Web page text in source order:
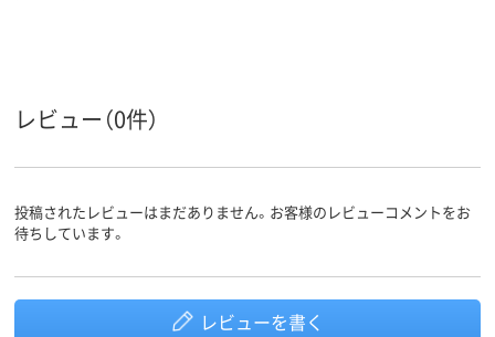
対象 女性用
レビュー（0件）
投稿されたレビューはまだありません。お客様のレビューコメントをお
待ちしています。
レビューを書く